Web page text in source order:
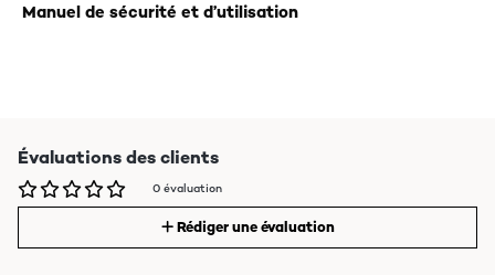
Manuel de sécurité et d’utilisation
Évaluations des clients
0 évaluation
Rédiger une évaluation